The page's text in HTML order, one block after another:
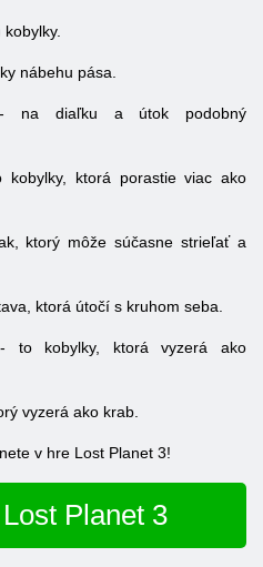
nábehu pása.
na diaľku a útok podobný
ktorá porastie viac ako
ktorý môže súčasne strieľať a
ktorá útočí s kruhom seba.
to kobylky, ktorá vyzerá ako
vyzerá ako krab.
v hre Lost Planet 3!
Planet 3